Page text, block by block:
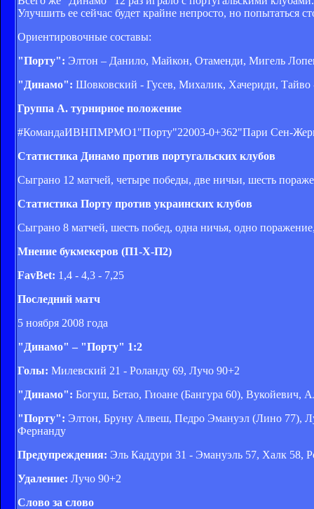
Улучшить ее сейчас будет крайне непросто, но попытаться
Ориентировочные составы:
"Порту": Элтон – Данило, Майкон, Отаменди, Мигель
"Динамо": Шовковский - Гусев, Михалик, Хачериди,
Группа А. турнирное положение
#КомандаИВНПМРМО1"Порту"22003-0+362"Пари Сен-
Статистика Динамо против португальских клубов
Сыграно 12 матчей, четыре победы, две ничьи, шесть
Статистика Порту против украинских клубов
Сыграно 8 матчей, шесть побед, одна ничья, одно
Мнение букмекеров (П1-Х-П2)
FavBet: 1,4 - 4,3 - 7,25
Последний матч
5 ноября 2008 года
"Динамо" – "Порту" 1:2
Голы: Милевский 21 - Роланду 69, Лучо 90+2
"Динамо": Богуш, Бетао, Гиоане (Бангура 60),
"Порту": Элтон, Бруну Алвеш, Педро Эмануэл (Лино 77),
Фернанду
Предупреждения: Эль Каддури 31 - Эмануэль 57, Халк 58,
Удаление: Лучо 90+2
Слово за слово